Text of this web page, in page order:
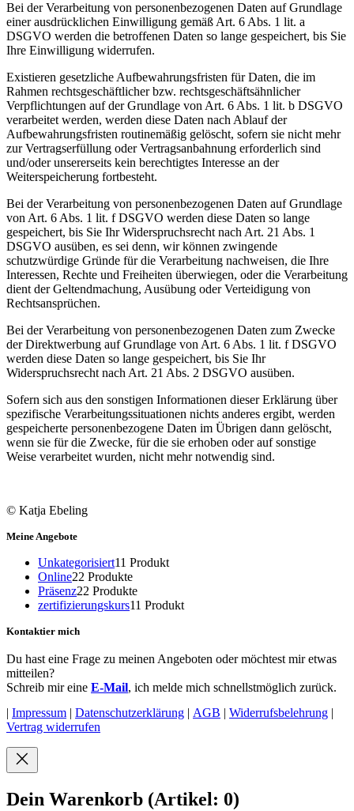
Bei der Verarbeitung von personenbezogenen Daten auf Grundlage
einer ausdrücklichen Einwilligung gemäß Art. 6 Abs. 1 lit. a
DSGVO werden die betroffenen Daten so lange gespeichert, bis Sie
Ihre Einwilligung widerrufen.
Existieren gesetzliche Aufbewahrungsfristen für Daten, die im
Rahmen rechtsgeschäftlicher bzw. rechtsgeschäftsähnlicher
Verpflichtungen auf der Grundlage von Art. 6 Abs. 1 lit. b DSGVO
verarbeitet werden, werden diese Daten nach Ablauf der
Aufbewahrungsfristen routinemäßig gelöscht, sofern sie nicht mehr
zur Vertragserfüllung oder Vertragsanbahnung erforderlich sind
und/oder unsererseits kein berechtigtes Interesse an der
Weiterspeicherung fortbesteht.
Bei der Verarbeitung von personenbezogenen Daten auf Grundlage
von Art. 6 Abs. 1 lit. f DSGVO werden diese Daten so lange
gespeichert, bis Sie Ihr Widerspruchsrecht nach Art. 21 Abs. 1
DSGVO ausüben, es sei denn, wir können zwingende
schutzwürdige Gründe für die Verarbeitung nachweisen, die Ihre
Interessen, Rechte und Freiheiten überwiegen, oder die Verarbeitung
dient der Geltendmachung, Ausübung oder Verteidigung von
Rechtsansprüchen.
Bei der Verarbeitung von personenbezogenen Daten zum Zwecke
der Direktwerbung auf Grundlage von Art. 6 Abs. 1 lit. f DSGVO
werden diese Daten so lange gespeichert, bis Sie Ihr
Widerspruchsrecht nach Art. 21 Abs. 2 DSGVO ausüben.
Sofern sich aus den sonstigen Informationen dieser Erklärung über
spezifische Verarbeitungssituationen nichts anderes ergibt, werden
gespeicherte personenbezogene Daten im Übrigen dann gelöscht,
wenn sie für die Zwecke, für die sie erhoben oder auf sonstige
Weise verarbeitet wurden, nicht mehr notwendig sind.
© Katja Ebeling
Meine Angebote
Unkategorisiert11 Produkt
Online22 Produkte
Präsenz22 Produkte
zertifizierungskurs11 Produkt
Kontaktier mich
Du hast eine Frage zu meinen Angeboten oder möchtest mir etwas
mitteilen?
Schreib mir eine E-Mail, ich melde mich schnellstmöglich zurück.
| Impressum | Datenschutzerklärung | AGB | Widerrufsbelehrung |
Vertrag widerrufen
Dein Warenkorb (Artikel: 0)